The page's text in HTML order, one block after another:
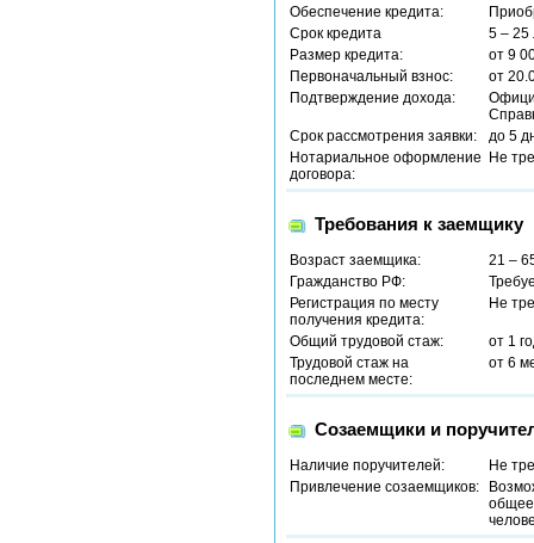
Обеспечение кредита:
Срок кредита
5 – 25
Размер кредита:
от 9
Первоначальный взнос:
от
Подтверждение дохода:
Срок рассмотрения заявки:
до 5
Нотариальное оформление
договора:
Не
Требования к заемщику
Возраст заемщика:
21 –
Гражданство РФ:
Регистрация по месту
получения кредита:
Не
Общий трудовой стаж:
от 1
Трудовой стаж на
последнем месте:
от 6
Созаемщики и
Наличие поручителей:
Не
Привлечение созаемщиков:
общее